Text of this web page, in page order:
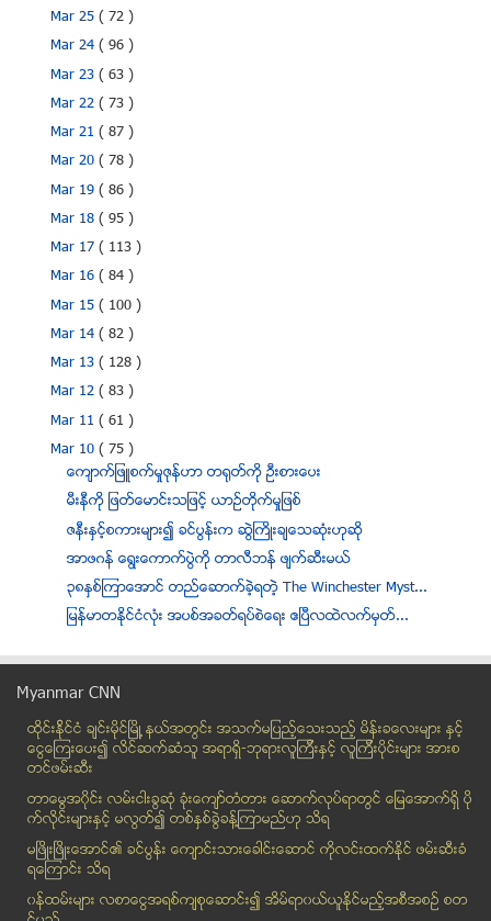
Mar 25( 72 )
Mar 24( 96 )
Mar 23( 63 )
Mar 22( 73 )
Mar 21( 87 )
Mar 20( 78 )
Mar 19( 86 )
Mar 18( 95 )
Mar 17( 113 )
Mar 16( 84 )
Mar 15( 100 )
Mar 14( 82 )
Mar 13( 128 )
Mar 12( 83 )
Mar 11( 61 )
Mar 10( 75 )
ေက်ာက္ျဖဴစက္မႈဇုန္ဟာ တရုတ္ကို ဦးစားေပး
မီးနီကို ျဖတ္ေမာင္းသျဖင့္ ယာဥ္တိုက္မႈျဖစ္
ဇနီးႏွင့္စကားမ်ား၍ ခင္ပြန္းက ဆြဲႀကိဳးခ်ေသဆုံးဟုဆုိ
အာဖဂန္ ေရြးေကာက္ပြဲကို တာလီဘန္ ဖ်က္ဆီးမယ္
၃၈ႏွစ္ၾကာေအာင္ တည္ေဆာက္ခဲ့ရတဲ့ The Winchester Myst...
ျမန္မာတႏိုင္ငံလံုး အပစ္အခတ္ရပ္စဲေရး ဧၿပီလထဲလက္မွတ္...
က႐ိုင္းမီးယား ကို ႐ုရွား ႏုိင္ငံတြင္း သို႔ ေပါင္းစ...
က႐ိုင္းမီးယား ၌ ယူကရိန္း အစိုးရကို ေထာက္ခံ သည့္ ဆႏ...
လုပ္အားခမရတဲ့ ျမန္မာ အလုပ္သမားေတြ ဖူးခက္မွာ ဆႏၵျပ
သံလြင္ျမစ္ကူးစက္ေလွေမွာက္ရာ ေက်ာင္းဆရာမတစ္ဦးႏွစ္ျ...
ေနာက္ဘီးေပါက္၍ ယာဥ္တိမ္းေမွာက္
တတိယႏွစ္ ကြန္ပ်ဴတာ ေက်ာင္းသူတစ္ဦး ကားတိုက္ခံရ
ရွမ္းျပည္နယ္မွ မၾကည္၀င္း လယ္ေတာသူ အလွမယ္ျဖစ္လာ
လမ္းေလွ်ာက္ၿပီး ေရကူးႏိုင္သည့္ ေျခေလးေခ်ာင္းပါ ငါး...
Myanmar CNN
ထိုင္းနို္င္ငံ ခ်င္းမိုင္ျမိဳ ့နယ္အတြင္း အသက္မျပည့္ေသးသည့္ မိန္းခေလးမ်ား နွင့္
ေငြေၾကးေပး၍ လိင္ဆက္ဆံသူ အရာရွိ-ဘုရားလူၾကီးနွင့္ လူၾကီးပိုင္းမ်ား အားစ
တင္ဖမ္းဆီး
တာေမြအ၀ိုင္း လမ္းငါးခြဆံု ခံုးေက်ာ္တံတား ေဆာက္လုပ္ရာတြင္ ေျမေအာက္ရွိ ပို
က္လိုင္းမ်ားႏွင့္ မလြတ္၍ တစ္ႏွစ္ခြဲခန္႔ၾကာမည္ဟု သိရ
မၿဖိဳးၿဖိဳးေအာင္၏ ခင္ပြန္း ေက်ာင္းသားေခါင္းေဆာင္ ကိုလင္းထက္ႏိုင္ ဖမ္းဆီးခံ
ရေၾကာင္း သိရ
၀န္ထမ္းမ်ား လစာေငြအရစ္က်စုေဆာင္း၍ အိမ္ရာ၀ယ္ယူႏုိင္မည့္အစီအစဥ္ စတ